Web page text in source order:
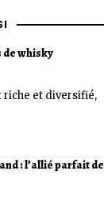
de whisky
riche et diversifié,
: l’allié parfait de